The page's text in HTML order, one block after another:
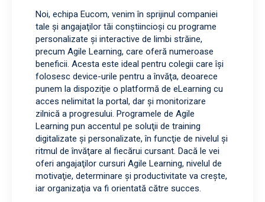
Noi, echipa Eucom, venim în sprijinul companiei
tale şi angajaţilor tăi conştiincioşi cu programe
personalizate şi interactive de limbi străine,
precum Agile Learning, care oferă numeroase
beneficii. Acesta este ideal pentru colegii care îşi
folosesc device-urile pentru a învăţa, deoarece
punem la dispoziţie o platformă de eLearning cu
acces nelimitat la portal, dar şi monitorizare
zilnică a progresului. Programele de Agile
Learning pun accentul pe soluţii de training
digitalizate şi personalizate, în funcţie de nivelul şi
ritmul de învăţare al fiecărui cursant. Dacă le vei
oferi angajaţilor cursuri Agile Learning, nivelul de
motivaţie, determinare şi productivitate va creşte,
iar organizaţia va fi orientată către succes.